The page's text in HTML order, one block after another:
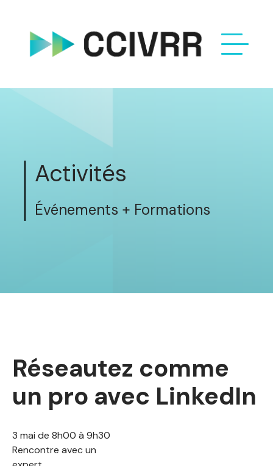
Activités
Événements + Formations
Réseautez comme
un pro avec LinkedIn
3 mai de 8h00 à 9h30
Rencontre avec un